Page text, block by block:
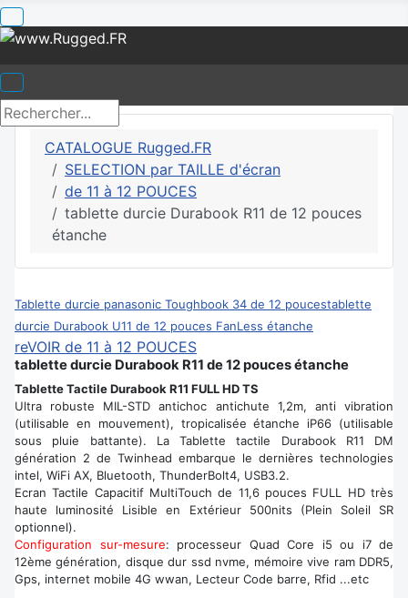
CATALOGUE Rugged.FR
SELECTION par TAILLE d'écran
de 11 à 12 POUCES
tablette durcie Durabook R11 de 12 pouces
étanche
Tablette durcie panasonic Toughbook 34 de 12 poucestablette
durcie Durabook U11 de 12 pouces FanLess étanche
reVOIR de 11 à 12 POUCES
tablette durcie Durabook R11 de 12 pouces étanche
Tablette Tactile Durabook R11 FULL HD TS
Ultra robuste MIL-STD antichoc antichute 1,2m, anti vibration
(utilisable en mouvement), tropicalisée étanche iP66 (utilisable
sous pluie battante). La Tablette tactile Durabook R11 DM
génération 2 de Twinhead embarque le dernières technologies
intel, WiFi AX, Bluetooth, ThunderBolt4, USB3.2.
Ecran Tactile Capacitif MultiTouch de 11,6 pouces FULL HD très
haute luminosité Lisible en Extérieur 500nits (Plein Soleil SR
optionnel).
Configuration sur-mesure: processeur Quad Core i5 ou i7 de
12ème génération, disque dur ssd nvme, mémoire vive ram DDR5,
Gps, internet mobile 4G wwan, Lecteur Code barre, Rfid ...etc